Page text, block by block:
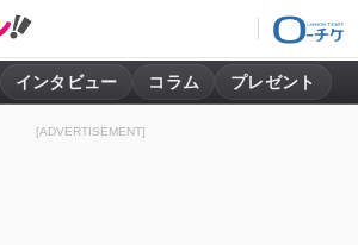
インタビュー コラム プレゼント
[ADVERTISEMENT]